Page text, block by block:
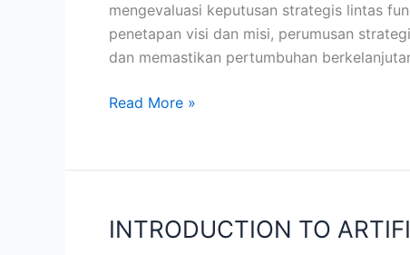
mengevaluasi keputusan strategis lintas
penetapan visi dan misi, perumusan
dan memastikan pertumbuhan
Read More »
INTRODUCTION TO
INTRODUCTION